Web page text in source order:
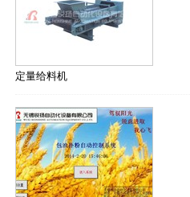
定量给料机